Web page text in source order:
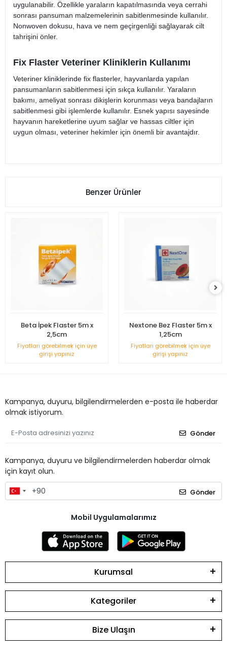
uygulanabilir. Özellikle yaraların kapatılmasında veya cerrahi
sonrası pansuman malzemelerinin sabitlenmesinde kullanılır.
Nonwoven dokusu, hava ve nem geçirgenliği sağlayarak cilt
tahrişini önler.
Fix Flaster Veteriner Kliniklerin Kullanımı
Veteriner kliniklerinde fix flasterler, hayvanlarda yapılan
pansumanların sabitlenmesi için sıkça kullanılır. Yaraların
bakımı, ameliyat sonrası dikişlerin korunması veya bandajların
sabitlenmesi gibi işlemlerde kullanılır. Esnek yapısı sayesinde
hayvanın hareketlerine uyum sağlar ve hassas ciltler için
uygun olması, veteriner hekimler için önemli bir avantajdır.
Benzer Ürünler
Beta İpek Flaster 5m x
2,5cm
Fiyatları görebilmek için üye
girişi yapınız
Nextone Bez Flaster 5m x
1,25cm
Fiyatları görebilmek için üye
girişi yapınız
Kampanya, duyuru, bilgilendirmelerden e-posta ile haberdar
olmak istiyorum.
Gönder
Kampanya, duyuru ve bilgilendirmelerden haberdar olmak
için kayıt olun.
Gönder
Mobil Uygulamalarımız
Kurumsal
Kategoriler
Bize Ulaşın